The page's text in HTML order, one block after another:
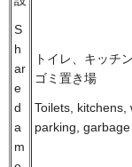
S
h
ar
e
d
a
m
トイレ、キッチ
ゴミ置き場
Toilets,
parking,